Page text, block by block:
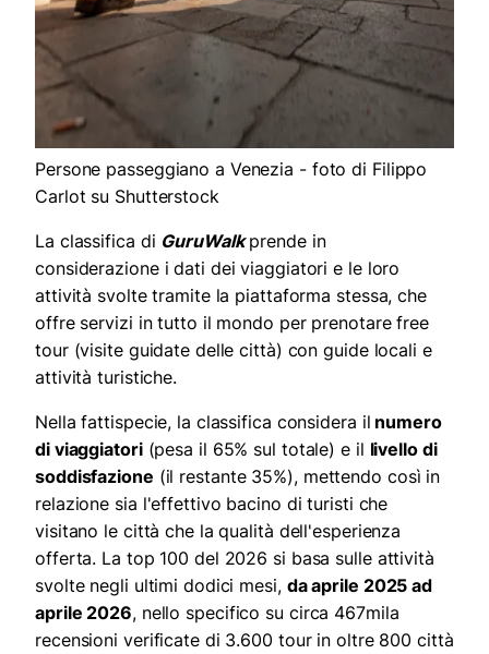
Persone passeggiano a Venezia - foto di Filippo
Carlot su Shutterstock
La classifica di GuruWalkprende in
considerazione i dati dei viaggiatori e le loro
attività svolte tramite la piattaforma stessa, che
offre servizi in tutto il mondo per prenotare free
tour (visite guidate delle città) con guide locali e
attività turistiche.
Nella fattispecie, la classifica considera il numero
di viaggiatori(pesa il 65% sul totale) e il livello di
soddisfazione (il restante 35%), mettendo così in
relazione sia l'effettivo bacino di turisti che
visitano le città che la qualità dell'esperienza
offerta. La top 100 del 2026 si basa sulle attività
svolte negli ultimi dodici mesi, da aprile 2025 ad
aprile 2026, nello specifico su circa 467mila
recensioni verificate di 3.600 tour in oltre 800 città